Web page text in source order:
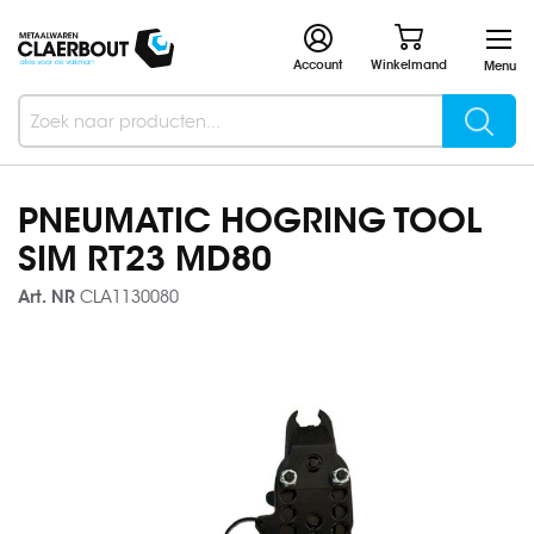
Menu
Winkelmand
Account
Search
PNEUMATIC HOGRING TOOL
SIM RT23 MD80
Art. NR CLA1130080